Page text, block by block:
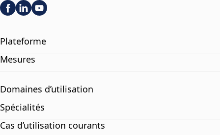
Plateforme
Mesures
Domaines d’utilisation
Spécialités
Cas d’utilisation courants